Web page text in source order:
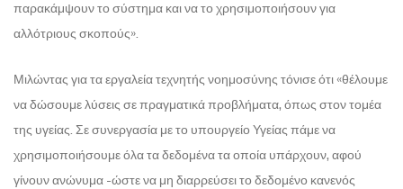
παρακάμψουν το σύστημα και να το χρησιμοποιήσουν για
αλλότριους σκοπούς».
Μιλώντας για τα εργαλεία τεχνητής νοημοσύνης τόνισε ότι «θέλουμε
να δώσουμε λύσεις σε πραγματικά προβλήματα, όπως στον τομέα
της υγείας. Σε συνεργασία με το υπουργείο Υγείας πάμε να
χρησιμοποιήσουμε όλα τα δεδομένα τα οποία υπάρχουν, αφού
γίνουν ανώνυμα -ώστε να μη διαρρεύσει το δεδομένο κανενός